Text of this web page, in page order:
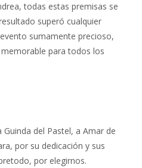
todas estas premisas se
superó cualquier
sumamente precioso,
para todos los
del Pastel, a Amar de
por su dedicación y sus
por elegirnos.